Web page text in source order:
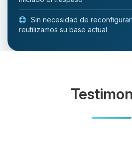
Sin necesidad de
reutilizamos su base actual